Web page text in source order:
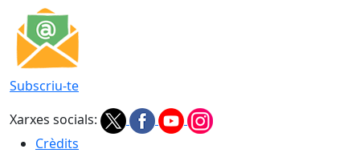
Subscriu-te
Xarxes socials:
Crèdits